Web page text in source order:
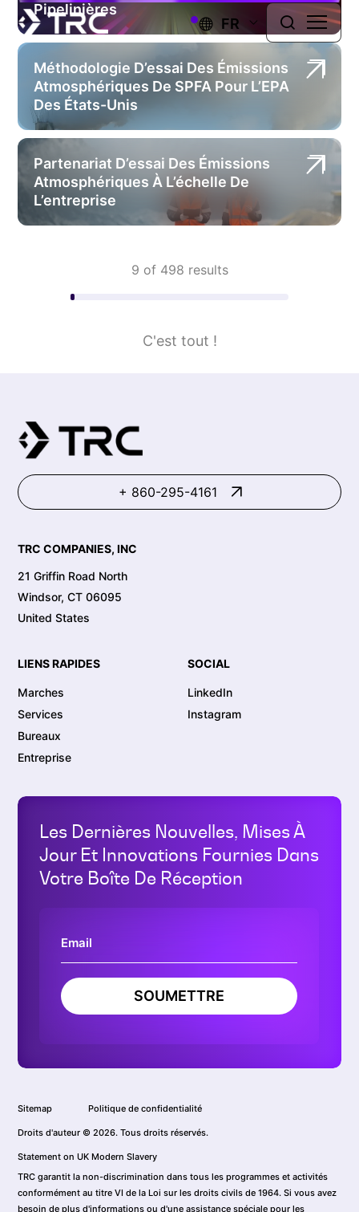
FR
Pipelinières
Méthodologie D’essai Des Émissions
Atmosphériques De SPFA Pour L’EPA
Des États-Unis
Partenariat D’essai Des Émissions
Atmosphériques À L’échelle De
L’entreprise
9 of 498 results
C'est tout !
+ 860-295-4161
TRC COMPANIES, INC
21 Griffin Road North
Windsor, CT 06095
United States
LIENS RAPIDES
Marches
Services
Bureaux
Entreprise
SOCIAL
LinkedIn
Instagram
Les Dernières Nouvelles, Mises À
Jour Et Innovations Fournies Dans
Votre Boîte De Réception
SOUMETTRE
Sitemap Politique de confidentialité
Droits d'auteur © 2026. Tous droits réservés.
Statement on UK Modern Slavery
TRC garantit la non-discrimination dans tous les programmes et activités
conformément au titre VI de la Loi sur les droits civils de 1964. Si vous avez
besoin de plus d'informations ou d'une assistance spéciale pour les